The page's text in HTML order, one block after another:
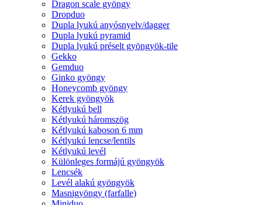
Dragon scale gyöngy
Dropduo
Dupla lyukú anyósnyelv/dagger
Dupla lyukú pyramid
Dupla lyukú préselt gyöngyök-tile
Gekko
Gemduo
Ginko gyöngy
Honeycomb gyöngy
Kerek gyöngyök
Kétlyukú bell
Kétlyukú háromszög
Kétlyukú kaboson 6 mm
Kétlyukú lencse/lentils
Kétlyukú levél
Különleges formájú gyöngyök
Lencsék
Levél alakú gyöngyök
Masnigyöngy (farfalle)